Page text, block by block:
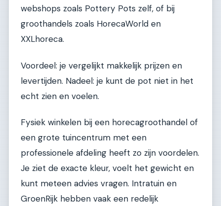
webshops zoals Pottery Pots zelf, of bij
groothandels zoals HorecaWorld en
XXLhoreca.
Voordeel: je vergelijkt makkelijk prijzen en
levertijden. Nadeel: je kunt de pot niet in het
echt zien en voelen.
Fysiek winkelen bij een horecagroothandel of
een grote tuincentrum met een
professionele afdeling heeft zo zijn voordelen.
Je ziet de exacte kleur, voelt het gewicht en
kunt meteen advies vragen. Intratuin en
GroenRijk hebben vaak een redelijk